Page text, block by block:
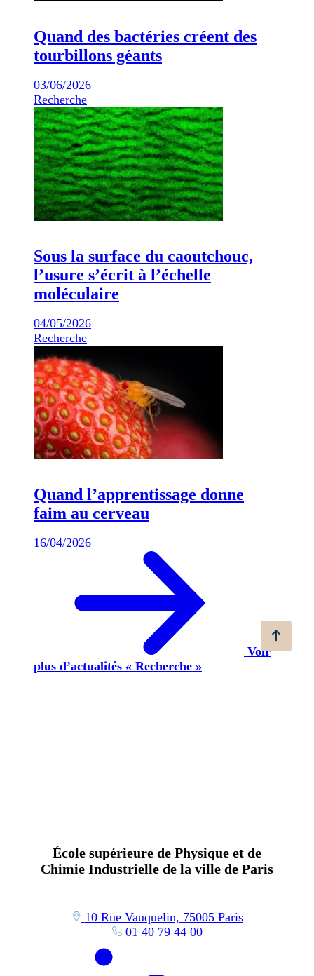
Quand des bactéries créent des
tourbillons géants
03/06/2026
Recherche
Sous la surface du caoutchouc,
l’usure s’écrit à l’échelle
moléculaire
04/05/2026
Recherche
Quand l’apprentissage donne
faim au cerveau
16/04/2026
Voir
plus d’actualités « Recherche »
École supérieure de Physique et de
Chimie Industrielle de la ville de Paris
10 Rue Vauquelin, 75005 Paris
01 40 79 44 00